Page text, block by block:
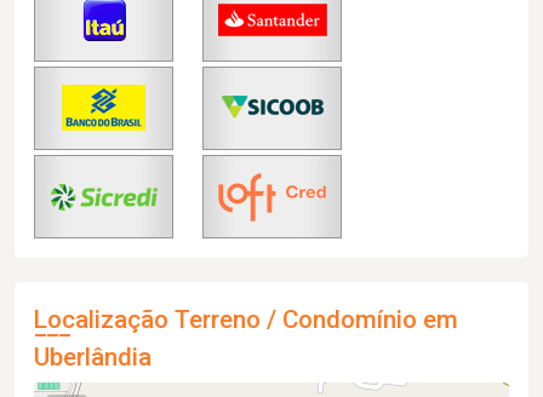
Localização Terreno / Condomínio em
Uberlândia